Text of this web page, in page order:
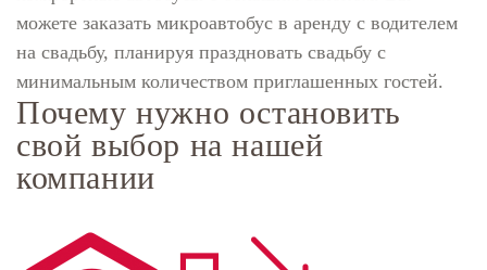
можете заказать микроавтобус в аренду с водителем
на свадьбу, планируя праздновать свадьбу с
минимальным количеством приглашенных гостей.
Почему нужно остановить
свой выбор на нашей
компании